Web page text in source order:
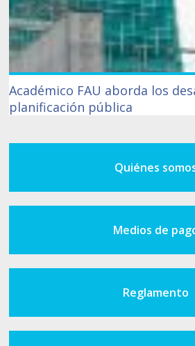
Académico FAU aborda los
planificación pública
Quiénes
Medios de
Reglamento